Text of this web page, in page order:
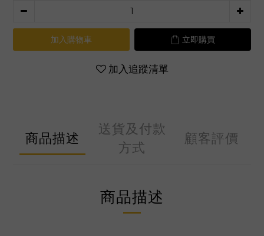
加入購物車 立即購買
加入追蹤清單
商品描述
送貨及付款
方式
顧客評價
商品描述